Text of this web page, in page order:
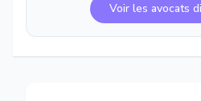
Voir les avocats